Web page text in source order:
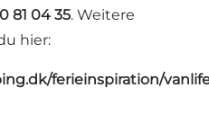
81 04 35. Weitere
hier:
ferieinspiration/